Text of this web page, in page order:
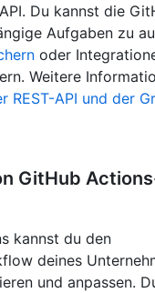
Du kannst die
Aufgaben zu
oder
Weitere
REST-API und der
GitHub
kannst du den
deines
und anpassen.